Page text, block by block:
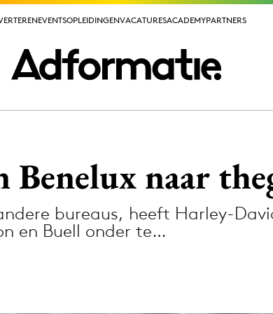
EVENTSOPLEIDINGENVACATURESACADEMYPARTNERS
EVENTSOPLEIDINGENVACATURESACADEMYPARTNERS
naar
bureaus, heeft Harley-
en Buell onder te…